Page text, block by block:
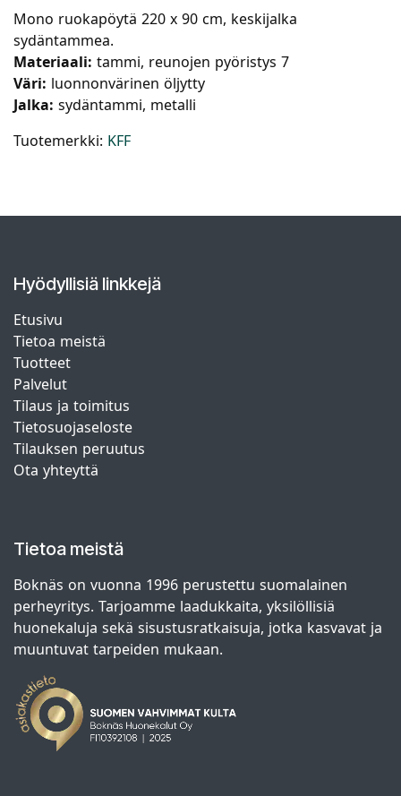
Mono ruokapöytä 220 x 90 cm, keskijalka
sydäntammea.
Materiaali: tammi, reunojen pyöristys 7
Väri: luonnonvärinen öljytty
Jalka: sydäntammi, metalli
Tuotemerkki: KFF
Hyödyllisiä linkkejä
Etusivu
Tietoa meistä
Tuotteet
Palvelut
Tilaus ja toimitus
Tietosuojaseloste
Tilauksen peruutus
Ota yhteyttä
Tietoa meistä
Boknäs on vuonna 1996 perustettu suomalainen
perheyritys. Tarjoamme laadukkaita, yksilöllisiä
huonekaluja sekä sisustusratkaisuja, jotka kasvavat ja
muuntuvat tarpeiden mukaan.